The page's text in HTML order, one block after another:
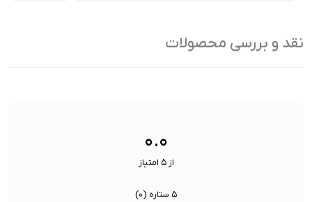
تراکم پیکسلی:
نقد و بررسی محصولات
۰.۰
از ۵ امتیاز
۵ ستاره ( ۰)